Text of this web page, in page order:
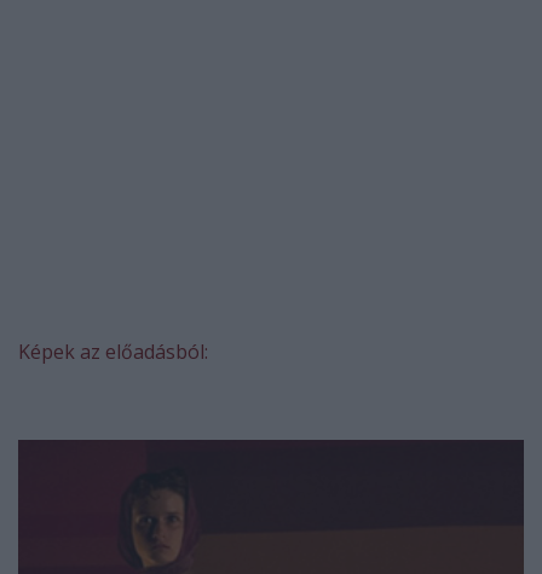
Képek az előadásból: